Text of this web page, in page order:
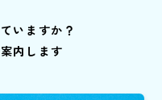
いますか？
内します